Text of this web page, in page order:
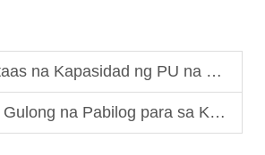
ng PU na Gulong: Angkop para sa Mga Kagamitang Pang-mabigat
na Pabilog para sa Kagalangang Medikal: Kagandahan at Kaligtasan